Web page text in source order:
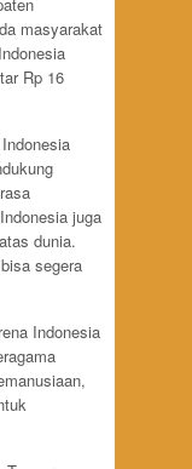
masyarakat
Rp 16
juga
dunia.
segera
Indonesia